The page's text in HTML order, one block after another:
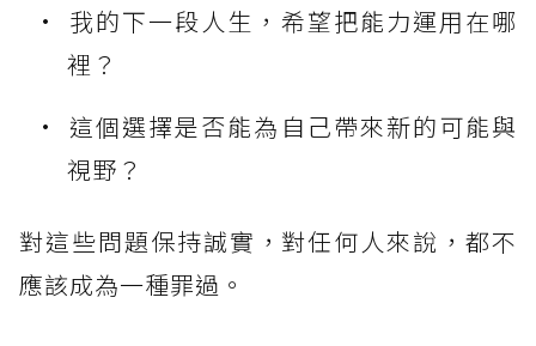
我的下一段人生，希望把能力運用在哪
裡？
這個選擇是否能為自己帶來新的可能與
視野？
對這些問題保持誠實，對任何人來說，都不
應該成為一種罪過。